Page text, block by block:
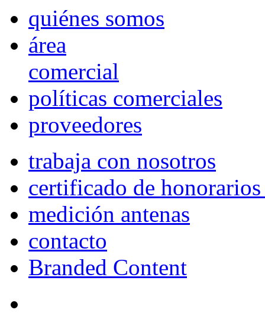
quiénes somos
área
comercial
políticas comerciales
proveedores
trabaja con nosotros
certificado de
medición antenas
contacto
Branded Content